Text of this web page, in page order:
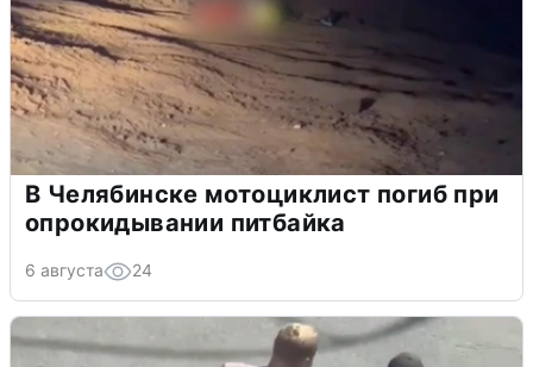
В Челябинске мотоциклист погиб при
опрокидывании питбайка
6 августа 24